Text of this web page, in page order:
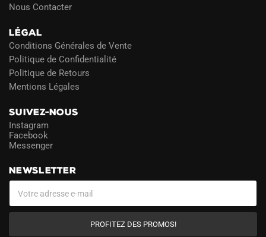
Nous Contacter
LÉGAL
Conditions Générales de Vente
Politique de Confidentialité
Politique de Retours
Mentions Légales
SUIVEZ-NOUS
Instagram
Facebook
Messenger
NEWSLETTER
PROFITEZ DES PROMOS!